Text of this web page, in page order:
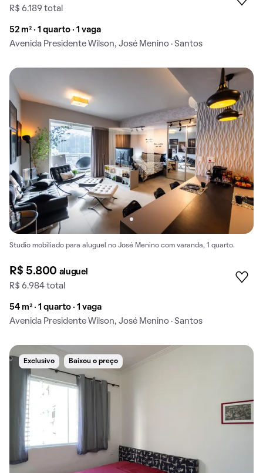
R$ 6.189 total
52 m² · 1 quarto · 1 vaga
Avenida Presidente Wilson, José Menino · Santos
Studio mobiliado para aluguel no José Menino com varanda, 1 quarto.
R$ 5.800 aluguel
R$ 6.984 total
54 m² · 1 quarto · 1 vaga
Avenida Presidente Wilson, José Menino · Santos
Exclusivo Baixou o preço